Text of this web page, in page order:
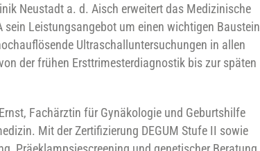
Neustadt a. d. Aisch erweitert das Medizinische
Leistungsangebot um einen wichtigen Baustein
Ultraschalluntersuchungen in allen
der frühen Ersttrimesterdiagnostik bis zur späten
Fachärztin für Gynäkologie und Geburtshilfe
Mit der Zertifizierung DEGUM Stufe II sowie